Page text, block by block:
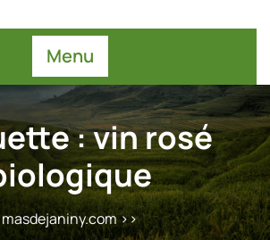
Menu
:vin rosé
masdejaniny.com>>